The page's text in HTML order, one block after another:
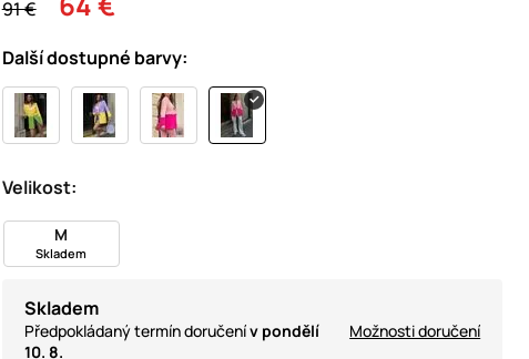
91 €
Další dostupné barvy:
Velikost:
M
Skladem
Skladem
Předpokládaný termín doručenív pondělí
10. 8.
Možnosti doručení